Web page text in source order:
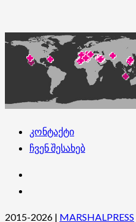
კონტაქტი
ჩვენ შესახებ
2015-2026 | MARSHALPRESS